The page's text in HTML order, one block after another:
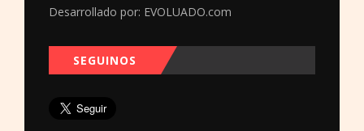
Desarrollado por: EVOLUADO.com
SEGUINOS